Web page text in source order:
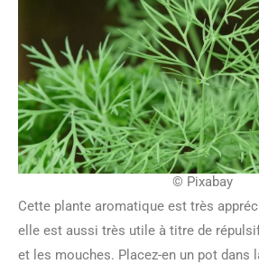
© Pixabay
Cette plante aromatique est très
elle est aussi très utile à titre de
et les mouches. Placez-en un pot dans